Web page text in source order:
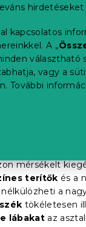
kapcsolatos
A „
választható
vagy a
További
mérsékelt
terítők és a
a
tökéletesen
lábakat az